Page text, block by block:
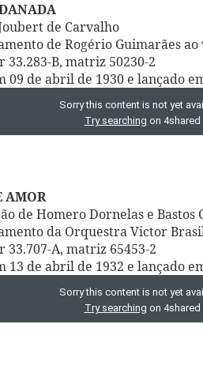
de Carvalho
de Rogério Guimarães ao
33.283-B, matriz 50230-2
09 de abril de 1930 e lançado
AMOR
de Homero Dornelas e Bastos
da Orquestra Victor
33.707-A, matriz 65453-2
13 de abril de 1932 e lançado